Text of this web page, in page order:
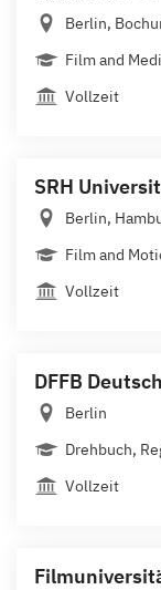
Berlin,
Film and
Vollzeit
SRH
Berlin,
Film and
Vollzeit
DFFB
Berlin
Drehbuch,
Vollzeit